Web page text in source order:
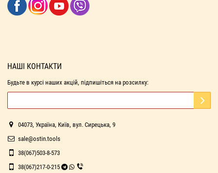
НАШІ КОНТАКТИ
Будьте в курсі наших акцій, підпишіться на розсилку:
04073, Україна, Київ, вул. Сирецька, 9
sale@ostin.tools
38(067)503-8-573
38(067)217-0-215